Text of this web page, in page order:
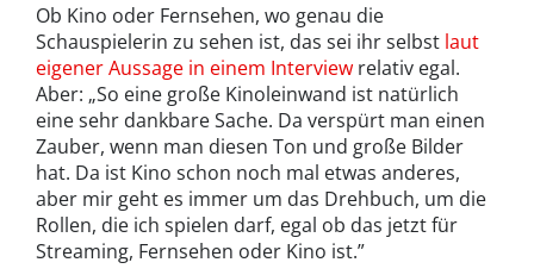
Ob Kino oder Fernsehen, wo genau die
Schauspielerin zu sehen ist, das sei ihr selbst laut
eigener Aussage in einem Interview relativ egal.
Aber: „So eine große Kinoleinwand ist natürlich
eine sehr dankbare Sache. Da verspürt man einen
Zauber, wenn man diesen Ton und große Bilder
hat. Da ist Kino schon noch mal etwas anderes,
aber mir geht es immer um das Drehbuch, um die
Rollen, die ich spielen darf, egal ob das jetzt für
Streaming, Fernsehen oder Kino ist.”